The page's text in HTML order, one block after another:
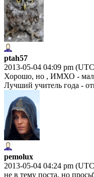
ptah57
2013-05-04 04:09 pm
Хорошо, но , ИМХО -
Лучший учитель года -
pemolux
2013-05-04 04:24 pm
не в тему поста, но